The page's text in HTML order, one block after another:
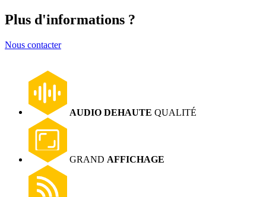
Plus d'informations ?
Nous contacter
AUDIO DEHAUTE QUALITÉ
GRAND AFFICHAGE